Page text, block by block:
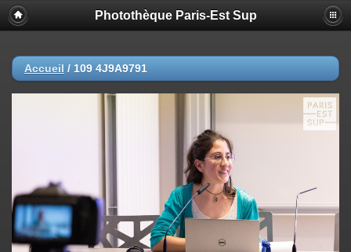
Photothèque Paris-Est Sup
Accueil / 109 4J9A9791